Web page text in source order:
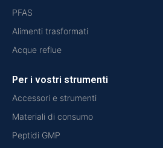
PFAS
Alimenti trasformati
Acque reflue
Per i vostri strumenti
Accessori e strumenti
Materiali di consumo
Peptidi GMP